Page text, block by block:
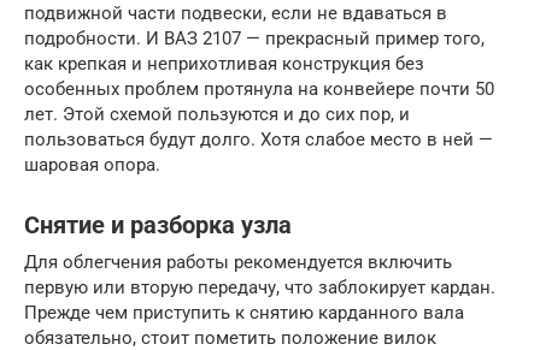
подвижной части подвески, если не вдаваться в
подробности. И ВАЗ 2107 — прекрасный пример того,
как крепкая и неприхотливая конструкция без
особенных проблем протянула на конвейере почти 50
лет. Этой схемой пользуются и до сих пор, и
пользоваться будут долго. Хотя слабое место в ней —
шаровая опора.
Снятие и разборка узла
Для облегчения работы рекомендуется включить
первую или вторую передачу, что заблокирует кардан.
Прежде чем приступить к снятию карданного вала
обязательно, стоит пометить положение вилок